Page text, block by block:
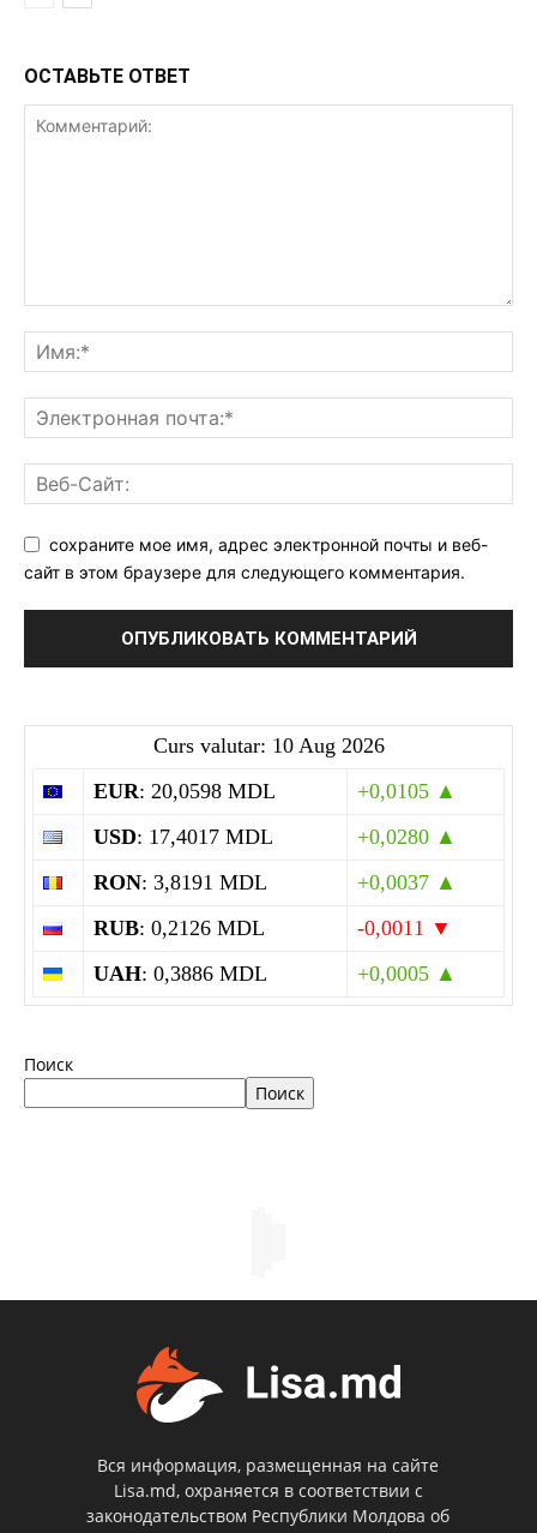
ОСТАВЬТЕ ОТВЕТ
сохраните мое имя, адрес электронной почты и веб-
сайт в этом браузере для следующего комментария.
Curs valutar: 10 Aug 2026
EUR: 20,0598 MDL
+0,0105 ▲
USD: 17,4017 MDL
+0,0280 ▲
RON: 3,8191 MDL
+0,0037 ▲
RUB: 0,2126 MDL
-0,0011 ▼
UAH: 0,3886 MDL +0,0005 ▲
Поиск
Поиск
Вся информация, размещенная на сайте
Lisa.md, охраняется в соответствии с
законодательством Республики Молдова об